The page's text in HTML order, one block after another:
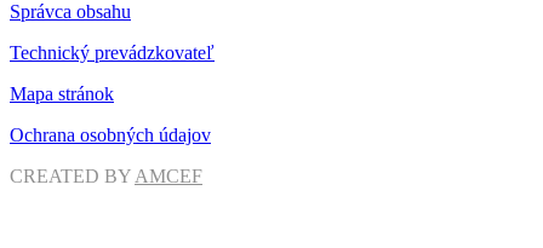
Správca obsahu
Technický prevádzkovateľ
Mapa stránok
Ochrana osobných údajov
CREATED BY AMCEF